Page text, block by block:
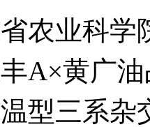
农业科学
A×黄广
型三系杂